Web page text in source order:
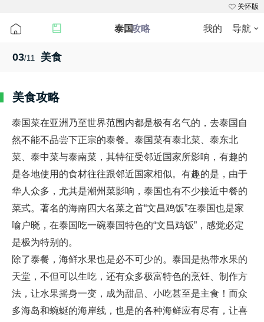
关怀版
泰国攻略 我的 导航
首页
国内游
自助游 邮轮 自驾游
景点门票 签证 酒店
机票 火车票 汽车票
定制游 当地玩乐 用车
点击拨打客服电话
4007-999-999
立即下载APP
方便快捷，优惠多！
03/11 美食
美食攻略
泰国菜在亚洲乃至世界范围内都是极有名气的，去泰国自
然不能不品尝下正宗的泰餐。泰国菜有泰北菜、泰东北
菜、泰中菜与泰南菜，其特征受邻近国家所影响，有趣的
是各地使用的食材往往跟邻近国家相似。有趣的是，由于
华人众多，尤其是潮州菜影响，泰国也有不少接近中餐的
菜式。著名的海南四大名菜之首“文昌鸡饭”在泰国也是家
喻户晓，在泰国吃一碗泰国特色的“文昌鸡饭”，感觉必定
是极为特别的。
除了泰餐，海鲜水果也是必不可少的。泰国是热带水果的
天堂，不但可以生吃，还有众多极富特色的烹饪、制作方
法，让水果摇身一变，成为甜品、小吃甚至是主食！而众
多海岛和蜿蜒的海岸线，也是的各种海鲜应有尽有，让喜